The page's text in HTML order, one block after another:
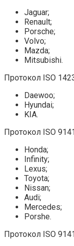
Jaguar;
Renault;
Porsche;
Volvo;
Mazda;
Mitsubishi.
Протокол ISO
Daewoo;
Hyundai;
KIA.
Протокол ISO
Honda;
Infinity;
Lexus;
Toyota;
Nissan;
Audi;
Mercedes;
Porshe.
Протокол ISO